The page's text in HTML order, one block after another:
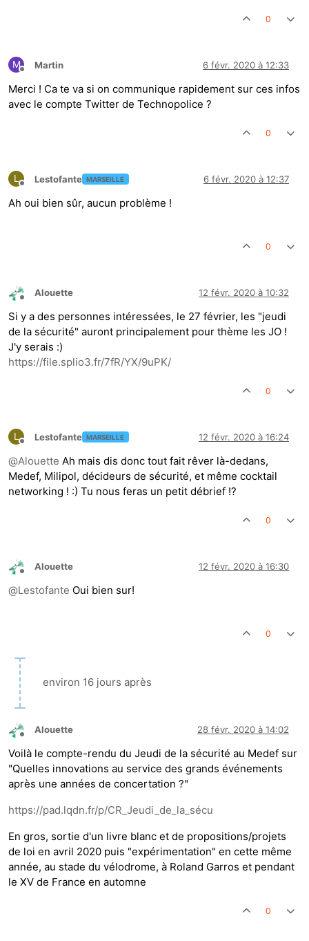
0
M
Hors-ligne
Martin 6 févr. 2020 à 12:33
Merci ! Ca te va si on communique rapidement sur ces infos
avec le compte Twitter de Technopolice ?
0
L
Hors-ligne
Lestofante MARSEILLE 6 févr. 2020 à 12:37
Ah oui bien sûr, aucun problème !
0
Hors-ligne
Alouette 12 févr. 2020 à 10:32
Si y a des personnes intéressées, le 27 février, les "jeudi
de la sécurité" auront principalement pour thème les JO !
J'y serais :)
https://file.splio3.fr/7fR/YX/9uPK/
0
L
Hors-ligne
Lestofante MARSEILLE 12 févr. 2020 à 16:24
@Alouette Ah mais dis donc tout fait rêver là-dedans,
Medef, Milipol, décideurs de sécurité, et même cocktail
networking ! :) Tu nous feras un petit débrief !?
0
Hors-ligne
Alouette 12 févr. 2020 à 16:30
@Lestofante Oui bien sur!
0
environ 16 jours après
Hors-ligne
Alouette 28 févr. 2020 à 14:02
Voilà le compte-rendu du Jeudi de la sécurité au Medef sur
"Quelles innovations au service des grands événements
après une années de concertation ?"
https://pad.lqdn.fr/p/CR_Jeudi_de_la_sécu
En gros, sortie d'un livre blanc et de propositions/projets
de loi en avril 2020 puis "expérimentation" en cette même
année, au stade du vélodrome, à Roland Garros et pendant
le XV de France en automne
0